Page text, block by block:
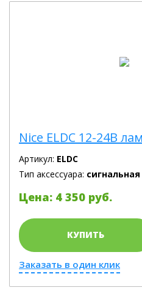
Nice ELDC 12-24В
Артикул: ELDC
Тип аксессуара:
Цена: 4 350 руб.
КУПИТЬ
Заказать в один клик